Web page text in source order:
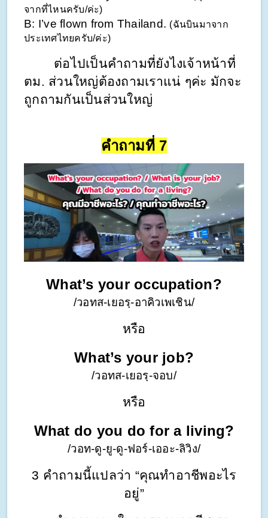
จากที่ไหนครับ/ค่ะ)
B: I’ve flown from Thailand. (ฉันบินมาจาก
ประเทศไทยครับ/ค่ะ)
ต่อไปเป็นคำถามที่ยังไงเจ้าหน้าที่
ตม. ส่วนใหญ่ต้องถามเราแน่ ๆค่ะ มักจะ
ถูกถามกันเป็นส่วนใหญ่
คำถามที่ 7
What’s your occupation?
/วอทส-เยอรฺ-อาคิวเพเชิน/
หรือ
What’s your job?
/วอทส-เยอรฺ-จอบ/
หรือ
What do you do for a living?
/วอท-ดู-ยู-ดู-ฟอร์-เออะ-ลิวิง/
3 คำถามนี้แปลว่า “คุณทำอาชีพอะไร
อยู่”